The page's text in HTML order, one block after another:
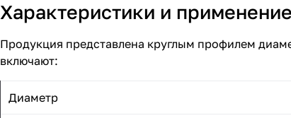
Характеристики и применение
Продукция представлена круглым профилем
включают:
Диаметр